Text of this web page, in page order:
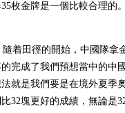
枚金牌是一個比較合理的
着田徑的開始，中國隊拿
完成了我們預想當中的中
就是我們要是在境外夏季
32塊更好的成績，無論是